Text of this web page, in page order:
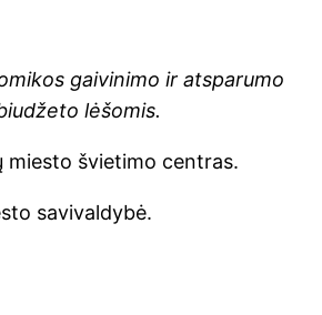
gaivinimo ir atsparumo
lėšomis.
miesto švietimo centras.
savivaldybė.